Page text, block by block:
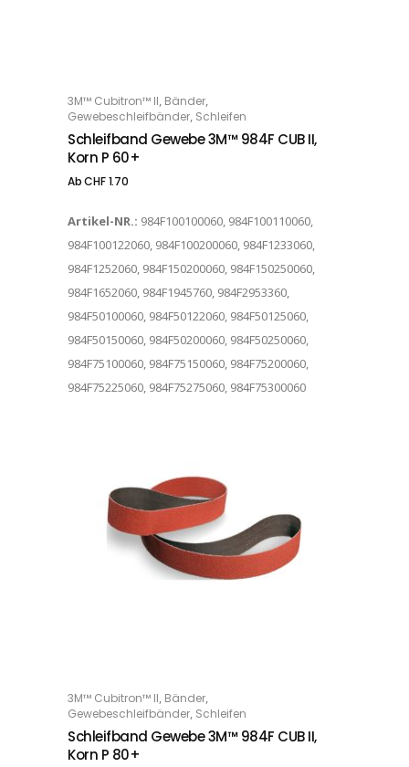
OPTIONS
3M™ Cubitron™ II, Bänder,
Gewebeschleifbänder, Schleifen
Schleifband Gewebe 3M™ 984F CUB II,
Korn P 60+
AbCHF1.70
Artikel-NR.: 984F100100060, 984F100110060,
984F100122060, 984F100200060, 984F1233060,
984F1252060, 984F150200060, 984F150250060,
984F1652060, 984F1945760, 984F2953360,
984F50100060, 984F50122060, 984F50125060,
984F50150060, 984F50200060, 984F50250060,
984F75100060, 984F75150060, 984F75200060,
984F75225060, 984F75275060, 984F75300060
OPTIONS
3M™ Cubitron™ II, Bänder,
Gewebeschleifbänder, Schleifen
Schleifband Gewebe 3M™ 984F CUB II,
Korn P 80+